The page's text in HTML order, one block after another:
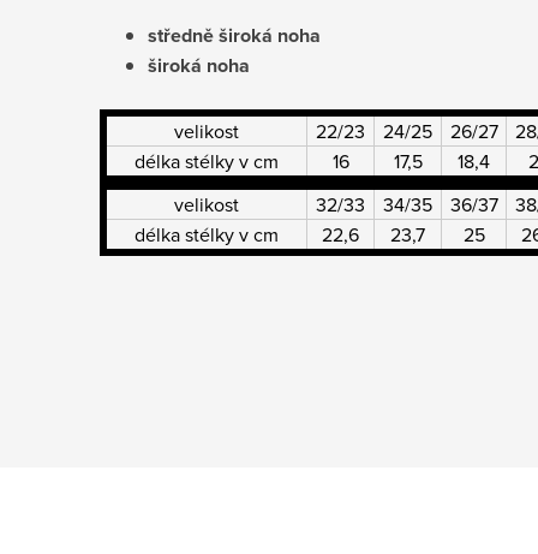
středně široká noha
široká noha
velikost 22/23 24/25 26/27
délka stélky v cm
16 17,5 18,4
velikost
32/33 34/35 36/37
délka stélky v cm
22,6 23,7 25